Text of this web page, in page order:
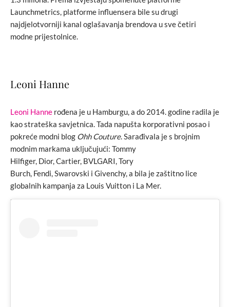
Launchmetrics, platforme influensera bile su drugi
najdjelotvorniji kanal oglašavanja brendova u sve četiri
modne prijestolnice.
Leoni Hanne
Leoni Hanne rođena je u Hamburgu, a do 2014. godine radila je
kao strateška savjetnica. Tada napušta korporativni posao i
pokreće modni blog Ohh Couture. Sarađivala je s brojnim
modnim markama uključujući: Tommy
Hilfiger, Dior, Cartier, BVLGARI, Tory
Burch, Fendi, Swarovski i Givenchy, a bila je zaštitno lice
globalnih kampanja za Louis Vuitton i La Mer.